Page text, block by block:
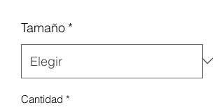
Tamaño *
Cantidad *